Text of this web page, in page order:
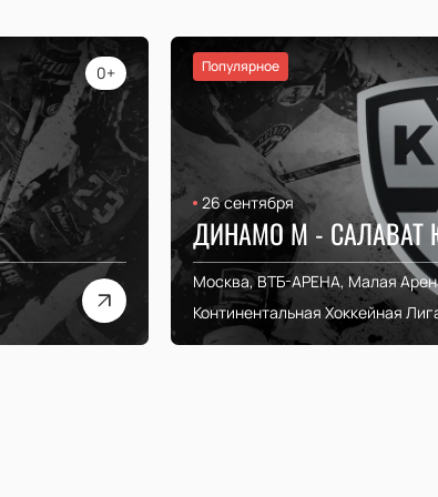
0+ Популярное
26 сентября
ДИНАМО М - САЛАВАТ
Москва, ВТБ-АРЕНА, Малая
Континентальная Хоккейная